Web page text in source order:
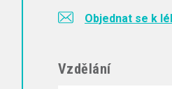
Objednat se k
Vzdělání